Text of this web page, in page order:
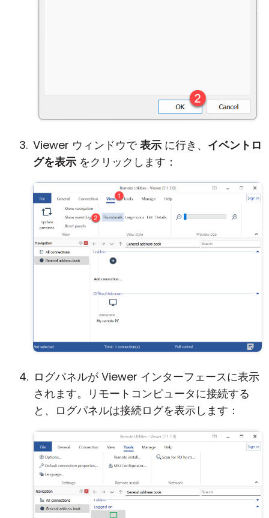
Viewer ウィンドウで表示 に行き、 イベントロ
グを表示 をクリックします：
ログパネルが Viewer インターフェースに表示
されます。リモートコンピュータに接続する
と、ログパネルは接続ログを表示します：